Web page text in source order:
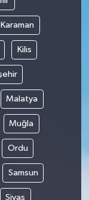
Karaman
Kilis
Malatya
Muğla
Ordu
Samsun
Sivas